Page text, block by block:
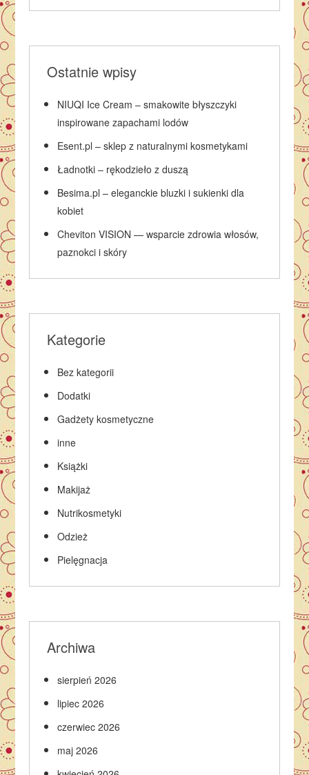
Ostatnie wpisy
NIUQI Ice Cream – smakowite błyszczyki
inspirowane zapachami lodów
Esent.pl – sklep z naturalnymi kosmetykami
Ładnotki – rękodzieło z duszą
Besima.pl – eleganckie bluzki i sukienki dla
kobiet
Cheviton VISION — wsparcie zdrowia włosów,
paznokci i skóry
Kategorie
Bez kategorii
Dodatki
Gadżety kosmetyczne
inne
Książki
Makijaż
Nutrikosmetyki
Odzież
Pielęgnacja
Archiwa
sierpień 2026
lipiec 2026
czerwiec 2026
maj 2026